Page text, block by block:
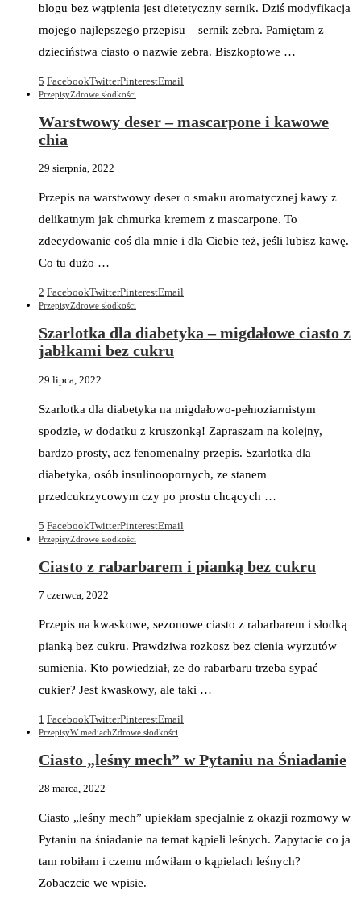
blogu bez wątpienia jest dietetyczny sernik. Dziś modyfikacja
mojego najlepszego przepisu – sernik zebra. Pamiętam z
dzieciństwa ciasto o nazwie zebra. Biszkoptowe …
5 FacebookTwitterPinterestEmail
PrzepisyZdrowe słodkości
Warstwowy deser – mascarpone i kawowe
chia
29 sierpnia, 2022
Przepis na warstwowy deser o smaku aromatycznej kawy z
delikatnym jak chmurka kremem z mascarpone. To
zdecydowanie coś dla mnie i dla Ciebie też, jeśli lubisz kawę.
Co tu dużo …
2 FacebookTwitterPinterestEmail
PrzepisyZdrowe słodkości
Szarlotka dla diabetyka – migdałowe ciasto z
jabłkami bez cukru
29 lipca, 2022
Szarlotka dla diabetyka na migdałowo-pełnoziarnistym
spodzie, w dodatku z kruszonką! Zapraszam na kolejny,
bardzo prosty, acz fenomenalny przepis. Szarlotka dla
diabetyka, osób insulinoopornych, ze stanem
przedcukrzycowym czy po prostu chcących …
5 FacebookTwitterPinterestEmail
PrzepisyZdrowe słodkości
Ciasto z rabarbarem i pianką bez cukru
7 czerwca, 2022
Przepis na kwaskowe, sezonowe ciasto z rabarbarem i słodką
pianką bez cukru. Prawdziwa rozkosz bez cienia wyrzutów
sumienia. Kto powiedział, że do rabarbaru trzeba sypać
cukier? Jest kwaskowy, ale taki …
1 FacebookTwitterPinterestEmail
PrzepisyW mediachZdrowe słodkości
Ciasto „leśny mech” w Pytaniu na Śniadanie
28 marca, 2022
Ciasto „leśny mech” upiekłam specjalnie z okazji rozmowy w
Pytaniu na śniadanie na temat kąpieli leśnych. Zapytacie co ja
tam robiłam i czemu mówiłam o kąpielach leśnych?
Zobaczcie we wpisie.